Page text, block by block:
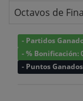
Octavos de
- Partidos
- % Bonificación:
- Puntos